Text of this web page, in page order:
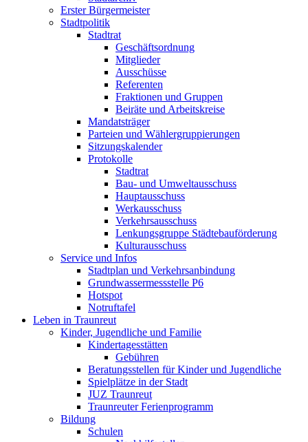
Erster Bürgermeister
Stadtpolitik
Stadtrat
Geschäftsordnung
Mitglieder
Ausschüsse
Referenten
Fraktionen und Gruppen
Beiräte und Arbeitskreise
Mandatsträger
Parteien und Wählergruppierungen
Sitzungskalender
Protokolle
Stadtrat
Bau- und Umweltausschuss
Hauptausschuss
Werkausschuss
Verkehrsausschuss
Lenkungsgruppe Städtebauförderung
Kulturausschuss
Service und Infos
Stadtplan und Verkehrsanbindung
Grundwassermessstelle P6
Hotspot
Notruftafel
Leben in Traunreut
Kinder, Jugendliche und Familie
Kindertagesstätten
Gebühren
Beratungsstellen für Kinder und Jugendliche
Spielplätze in der Stadt
JUZ Traunreut
Traunreuter Ferienprogramm
Bildung
Schulen